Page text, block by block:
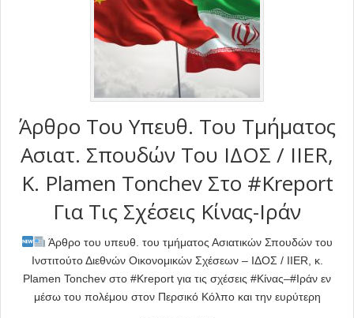
Άρθρο Του Υπευθ. Του Τμήματος
Ασιατ. Σπoυδών Του ΙΔΟΣ / IIER,
Κ. Plamen Tonchev Στο #Kreport
Για Τις Σχέσεις Κίνας-Ιράν
Άρθρο του υπευθ. του τμήματος Ασιατικών Σπουδών του
Ινστιτούτο Διεθνών Οικονομικών Σχέσεων – ΙΔΟΣ / IIER, κ.
Plamen Tonchev στο #Kreport για τις σχέσεις #Κίνας–#Ιράν εν
μέσω του πολέμου στον Περσικό Κόλπο και την ευρύτερη